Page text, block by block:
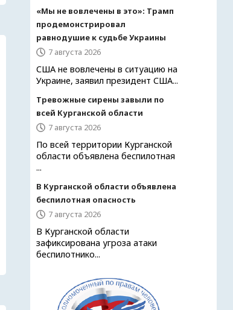
«Мы не вовлечены в это»: Трамп
продемонстрировал
равнодушие к судьбе Украины
7 августа 2026
США не вовлечены в ситуацию на
Украине, заявил президент США...
Тревожные сирены завыли по
всей Курганской области
7 августа 2026
По всей территории Курганской
области объявлена беспилотная
...
В Курганской области объявлена
беспилотная опасность
7 августа 2026
В Курганской области
зафиксирована угроза атаки
беспилотнико...